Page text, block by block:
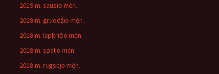
2019 m. sausio mėn.
2018 m. gruodžio mėn.
2018 m. lapkričio mėn.
2018 m. spalio mėn.
2018 m. rugsėjo mėn.